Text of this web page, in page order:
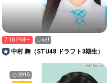
7:18 PM〜 Live!
中村 舞（STU48 ドラフト3期生）
3915